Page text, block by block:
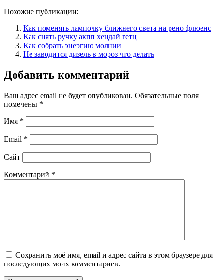
Похожие публикации:
Как поменять лампочку ближнего света на рено флюенс
Как снять ручку акпп хендай гетц
Как собрать энергию молнии
Не заводится дизель в мороз что делать
Добавить комментарий
Ваш адрес email не будет опубликован. Обязательные поля
помечены *
Имя *
Email *
Сайт
Комментарий *
Сохранить моё имя, email и адрес сайта в этом браузере для
последующих моих комментариев.